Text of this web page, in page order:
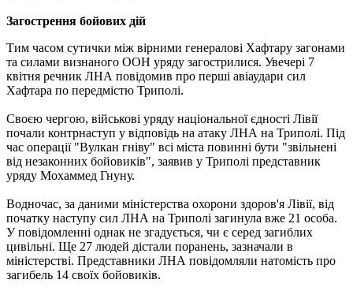
Загострення бойових дій
Тим часом сутички між вірними генералові Хафтару загонами
та силами визнаного ООН уряду загострилися. Увечері 7
квітня речник ЛНА повідомив про перші авіаудари сил
Хафтара по передмістю Триполі.
Своєю чергою, військові уряду національної єдності Лівії
почали контрнаступ у відповідь на атаку ЛНА на Триполі. Під
час операції "Вулкан гніву" всі міста повинні бути "звільнені
від незаконних бойовиків", заявив у Триполі представник
уряду Мохаммед Гнуну.
Водночас, за даними міністерства охорони здоров'я Лівії, від
початку наступу сил ЛНА на Триполі загинула вже 21 особа.
У повідомленні однак не згадується, чи є серед загиблих
цивільні. Ще 27 людей дістали поранень, зазначали в
міністерстві. Представники ЛНА повідомляли натомість про
загибель 14 своїх бойовиків.